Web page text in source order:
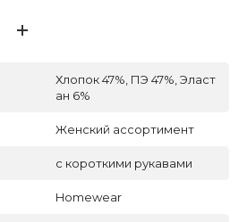
Хлопок 47%, ПЭ 47%, Эласт
ан 6%
Женский ассортимент
с короткими рукавами
Homewear